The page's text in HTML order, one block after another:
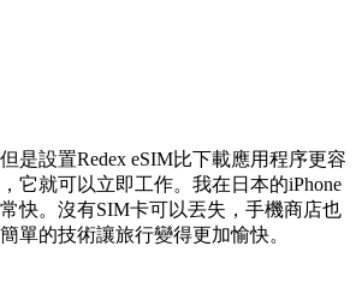
是設置Redex eSIM比下載應用程序更容
它就可以立即工作。我在日本的iPhone
快。沒有SIM卡可以丟失，手機商店也
單的技術讓旅行變得更加愉快。